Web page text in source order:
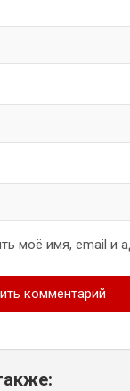
моё имя, email и